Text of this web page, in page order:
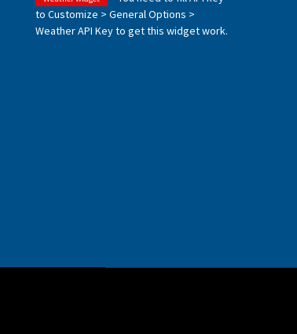
to Customize > General Options >
Weather API Key to get this widget work.